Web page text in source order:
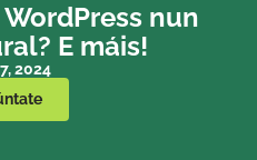
nun
E máis!
2024